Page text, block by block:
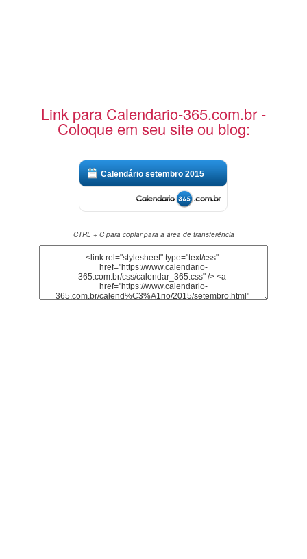
Link para Calendario-365.com.br -
Coloque em seu site ou blog:
Calendário setembro 2015
CTRL + C para copiar para a área de transferência